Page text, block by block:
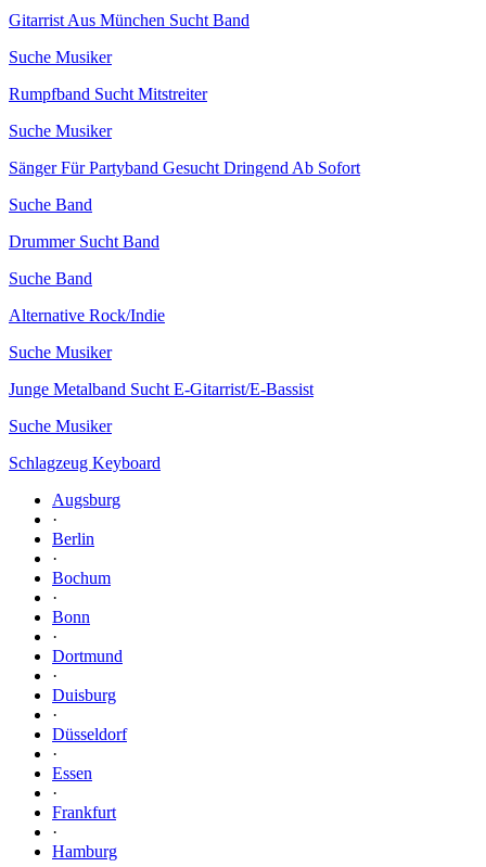
Gitarrist Aus München Sucht Band
Suche Musiker
Rumpfband Sucht Mitstreiter
Suche Musiker
Sänger Für Partyband Gesucht Dringend Ab Sofort
Suche Band
Drummer Sucht Band
Suche Band
Alternative Rock/Indie
Suche Musiker
Junge Metalband Sucht E-Gitarrist/E-Bassist
Suche Musiker
Schlagzeug Keyboard
Augsburg
·
Berlin
·
Bochum
·
Bonn
·
Dortmund
·
Duisburg
·
Düsseldorf
·
Essen
·
Frankfurt
·
Hamburg